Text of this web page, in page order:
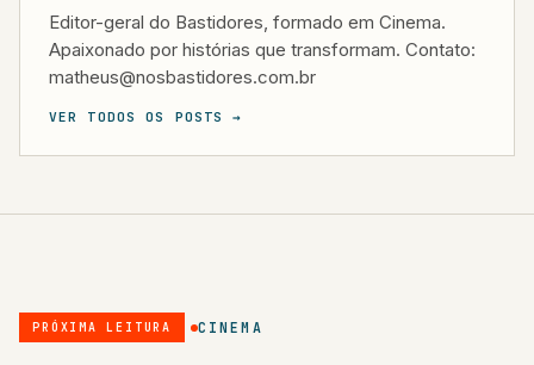
Editor-geral do Bastidores, formado em Cinema.
Apaixonado por histórias que transformam. Contato:
matheus@nosbastidores.com.br
VER TODOS OS POSTS →
PRÓXIMA LEITURA CINEMA